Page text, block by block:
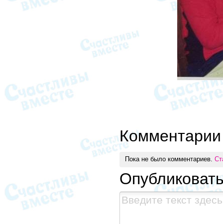
Комментарии
Пока не было комментариев.